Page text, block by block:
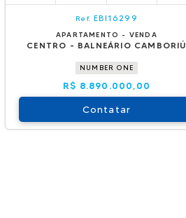
Ref. EBI16299
APARTAMENTO - VENDA
CENTRO - BALNEÁRIO CAMBORIÚ
NUMBER ONE
R$ 8.890.000,00
Contatar